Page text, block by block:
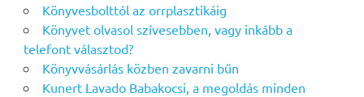
Könyvesbolttól az orrplasztikáig
Könyvet olvasol szívesebben, vagy inkább a
telefont választod?
Könyvvásárlás közben zavarni bűn
Kunert Lavado Babakocsi, a megoldás minden